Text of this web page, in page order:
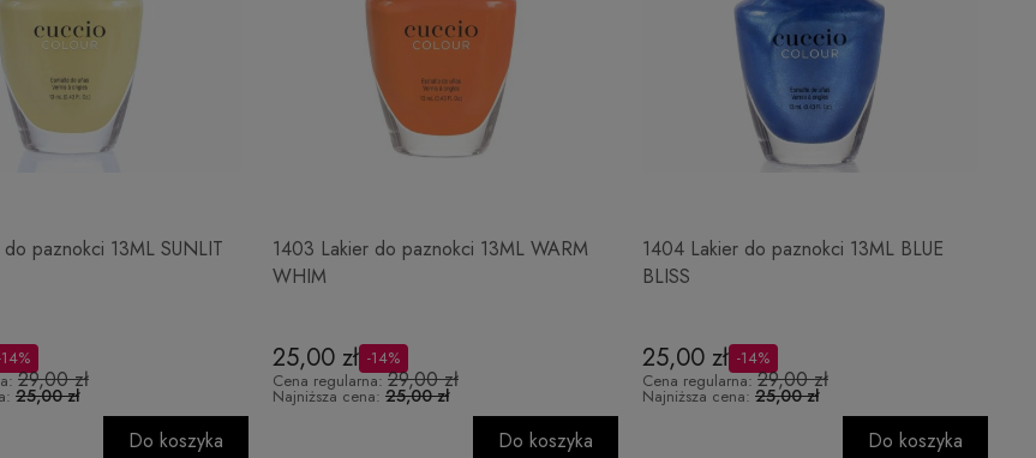
paznokci 13ML SUNLIT
29,00 zł
25,00 zł
Do koszyka
1403 Lakier do paznokci 13ML WARM
WHIM
25,00 zł -14%
Cena regularna: 29,00 zł
Najniższa cena: 25,00 zł
Do koszyka
1404 Lakier do paznokci 13ML BLUE
BLISS
25,00 zł -14%
Cena regularna: 29,00 zł
Najniższa cena: 25,00 zł
Do koszyka